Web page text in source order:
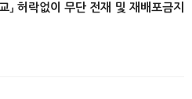
허락없이 무단 전재 및 재배포금지